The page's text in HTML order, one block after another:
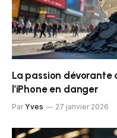
La passion dévorante
l’iPhone en danger
Par Yves 27 janvier 2026